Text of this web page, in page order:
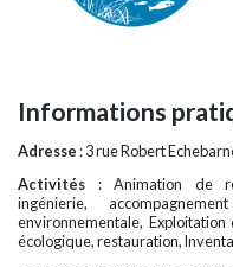
Informations
Adresse : 3 rue Robert
Activités : Animation de
ingénierie,
environnementale,
écologique, restauration,